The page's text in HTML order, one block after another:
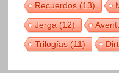
Recuerdos(13)
Jerga(12)
Trilogías(11)